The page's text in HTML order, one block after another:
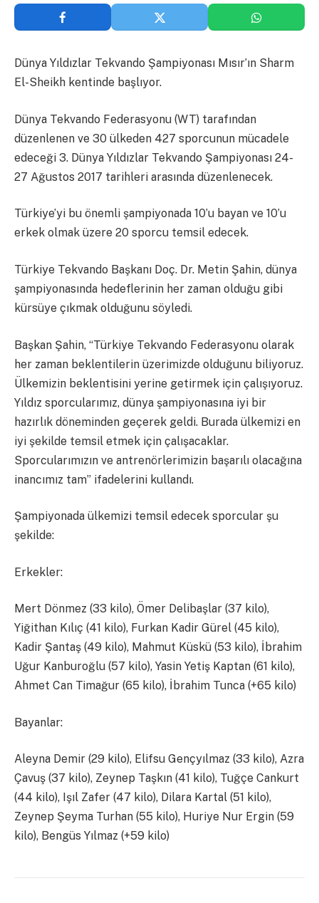
Dünya Yıldızlar Tekvando Şampiyonası Mısır’ın Sharm
El-Sheikh kentinde başlıyor.
Dünya Tekvando Federasyonu (WT) tarafından
düzenlenen ve 30 ülkeden 427 sporcunun mücadele
edeceği 3. Dünya Yıldızlar Tekvando Şampiyonası 24-
27 Ağustos 2017 tarihleri arasında düzenlenecek.
Türkiye’yi bu önemli şampiyonada 10’u bayan ve 10’u
erkek olmak üzere 20 sporcu temsil edecek.
Türkiye Tekvando Başkanı Doç. Dr. Metin Şahin, dünya
şampiyonasında hedeflerinin her zaman olduğu gibi
kürsüye çıkmak olduğunu söyledi.
Başkan Şahin, “Türkiye Tekvando Federasyonu olarak
her zaman beklentilerin üzerimizde olduğunu biliyoruz.
Ülkemizin beklentisini yerine getirmek için çalışıyoruz.
Yıldız sporcularımız, dünya şampiyonasına iyi bir
hazırlık döneminden geçerek geldi. Burada ülkemizi en
iyi şekilde temsil etmek için çalışacaklar.
Sporcularımızın ve antrenörlerimizin başarılı olacağına
inancımız tam” ifadelerini kullandı.
Şampiyonada ülkemizi temsil edecek sporcular şu
şekilde:
Erkekler:
Mert Dönmez (33 kilo), Ömer Delibaşlar (37 kilo),
Yiğithan Kılıç (41 kilo), Furkan Kadir Gürel (45 kilo),
Kadir Şantaş (49 kilo), Mahmut Küskü (53 kilo), İbrahim
Uğur Kanburoğlu (57 kilo), Yasin Yetiş Kaptan (61 kilo),
Ahmet Can Timağur (65 kilo), İbrahim Tunca (+65 kilo)
Bayanlar:
Aleyna Demir (29 kilo), Elifsu Gençyılmaz (33 kilo), Azra
Çavuş (37 kilo), Zeynep Taşkın (41 kilo), Tuğçe Cankurt
(44 kilo), Işıl Zafer (47 kilo), Dilara Kartal (51 kilo),
Zeynep Şeyma Turhan (55 kilo), Huriye Nur Ergin (59
kilo), Bengüs Yılmaz (+59 kilo)